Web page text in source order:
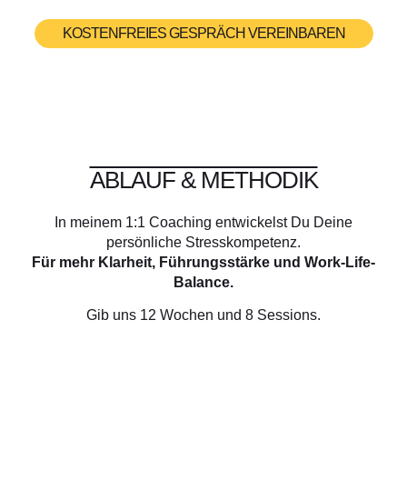
KOSTENFREIES GESPRÄCH VEREINBAREN
ABLAUF & METHODIK
In meinem 1:1 Coaching entwickelst Du Deine
persönliche Stresskompetenz.
Für mehr Klarheit, Führungsstärke und Work-Life-
Balance.
Gib uns 12 Wochen und 8 Sessions.